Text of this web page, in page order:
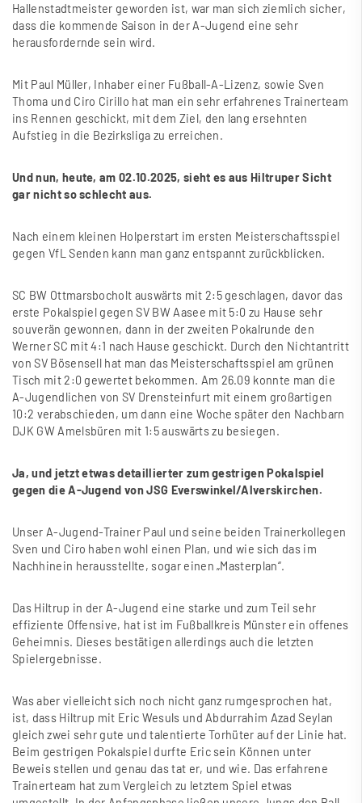
Hallenstadtmeister geworden ist, war man sich ziemlich sicher,
dass die kommende Saison in der A-Jugend eine sehr
herausfordernde sein wird.
Mit Paul Müller, Inhaber einer Fußball-A-Lizenz, sowie Sven
Thoma und Ciro Cirillo hat man ein sehr erfahrenes Trainerteam
ins Rennen geschickt, mit dem Ziel, den lang ersehnten
Aufstieg in die Bezirksliga zu erreichen.
Und nun, heute, am 02.10.2025, sieht es aus Hiltruper Sicht
gar nicht so schlecht aus.
Nach einem kleinen Holperstart im ersten Meisterschaftsspiel
gegen VfL Senden kann man ganz entspannt zurückblicken.
SC BW Ottmarsbocholt auswärts mit 2:5 geschlagen, davor das
erste Pokalspiel gegen SV BW Aasee mit 5:0 zu Hause sehr
souverän gewonnen, dann in der zweiten Pokalrunde den
Werner SC mit 4:1 nach Hause geschickt. Durch den Nichtantritt
von SV Bösensell hat man das Meisterschaftsspiel am grünen
Tisch mit 2:0 gewertet bekommen. Am 26.09 konnte man die
A-Jugendlichen von SV Drensteinfurt mit einem großartigen
10:2 verabschieden, um dann eine Woche später den Nachbarn
DJK GW Amelsbüren mit 1:5 auswärts zu besiegen.
Ja, und jetzt etwas detaillierter zum gestrigen Pokalspiel
gegen die A-Jugend von JSG Everswinkel/Alverskirchen.
Unser A-Jugend-Trainer Paul und seine beiden Trainerkollegen
Sven und Ciro haben wohl einen Plan, und wie sich das im
Nachhinein herausstellte, sogar einen „Masterplan“.
Das Hiltrup in der A-Jugend eine starke und zum Teil sehr
effiziente Offensive, hat ist im Fußballkreis Münster ein offenes
Geheimnis. Dieses bestätigen allerdings auch die letzten
Spielergebnisse.
Was aber vielleicht sich noch nicht ganz rumgesprochen hat,
ist, dass Hiltrup mit Eric Wesuls und Abdurrahim Azad Seylan
gleich zwei sehr gute und talentierte Torhüter auf der Linie hat.
Beim gestrigen Pokalspiel durfte Eric sein Können unter
Beweis stellen und genau das tat er, und wie. Das erfahrene
Trainerteam hat zum Vergleich zu letztem Spiel etwas